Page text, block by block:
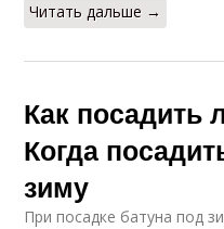
Читать дальше →
Как посадить
Когда
зиму
При посадке батуна под